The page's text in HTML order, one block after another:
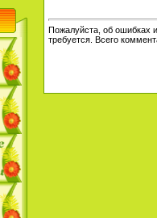
Пожалуйста, об ошибках
требуется. Всего